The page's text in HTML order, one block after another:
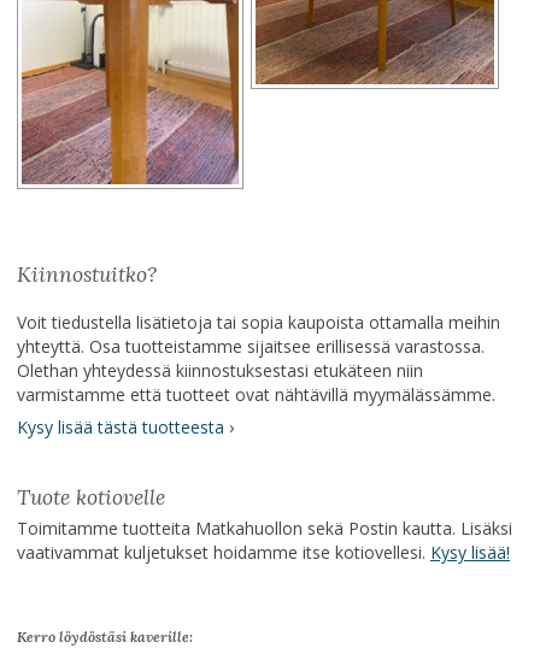
Kiinnostuitko?
Voit tiedustella lisätietoja tai sopia kaupoista ottamalla meihin
yhteyttä. Osa tuotteistamme sijaitsee erillisessä varastossa.
Olethan yhteydessä kiinnostuksestasi etukäteen niin
varmistamme että tuotteet ovat nähtävillä myymälässämme.
Kysy lisää tästä tuotteesta ›
Tuote kotiovelle
Toimitamme tuotteita Matkahuollon sekä Postin kautta. Lisäksi
vaativammat kuljetukset hoidamme itse kotiovellesi. Kysy lisää!
Kerro löydöstäsi kaverille: